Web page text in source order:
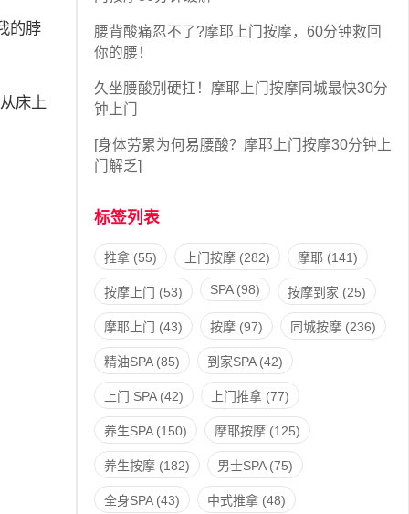
的脖
床上
腰背酸痛忍不了?摩耶上门按摩，60分钟救回
你的腰！
久坐腰酸别硬扛！摩耶上门按摩同城最快30分
钟上门
[身体劳累为何易腰酸？摩耶上门按摩30分钟上
门解乏]
标签列表
推拿(55) 上门按摩(282) 摩耶(141)
按摩上门 (53) SPA(98) 按摩到家 (25)
摩耶上门 (43) 按摩(97) 同城按摩(236)
精油SPA(85) 到家SPA(42)
上门 SPA(42) 上门推拿(77)
养生SPA(150) 摩耶按摩(125)
养生按摩(182) 男士SPA(75)
全身SPA(43) 中式推拿(48)